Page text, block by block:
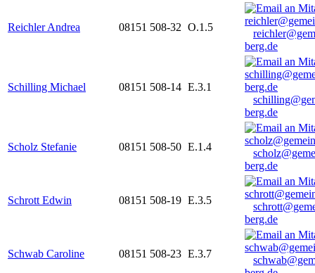
Reichler Andrea 08151 508-32 O.1.5
berg.de
Schilling Michael 08151 508-14 E.3.1
berg.de
Scholz Stefanie 08151 508-50 E.1.4
berg.de
Schrott Edwin 08151 508-19 E.3.5
berg.de
Schwab Caroline 08151 508-23 E.3.7